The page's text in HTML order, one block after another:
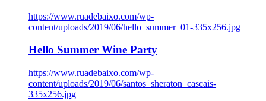
https://www.ruadebaixo.com/wp-
content/uploads/2019/06/hello_summer_01-335x256.jpg
Hello Summer Wine Party
https://www.ruadebaixo.com/wp-
content/uploads/2019/06/santos_sheraton_cascais-
335x256.jpg